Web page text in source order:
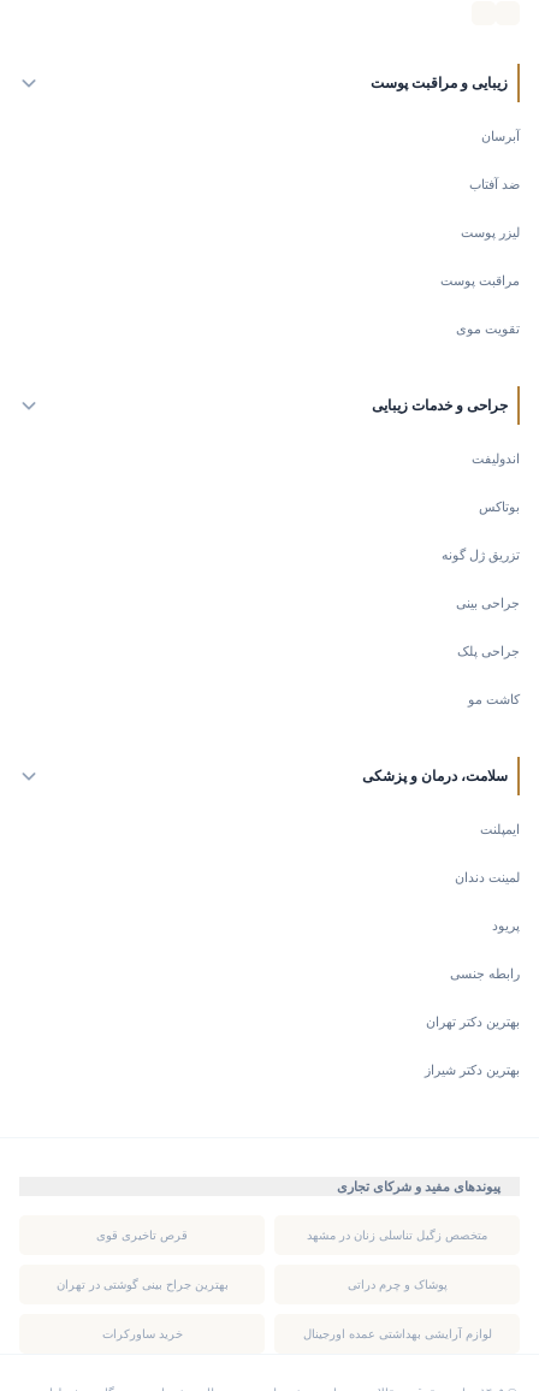
زیبایی و مراقبت پوست
آبرسان
ضد آفتاب
لیزر پوست
مراقبت پوست
تقویت موی
جراحی و خدمات زیبایی
اندولیفت
بوتاکس
تزریق ژل گونه
جراحی بینی
جراحی پلک
کاشت مو
سلامت، درمان و پزشکی
ایمپلنت
لمینت دندان
پریود
رابطه جنسی
بهترین دکتر تهران
بهترین دکتر شیراز
پیوندهای مفید و شرکای تجاری
متخصص زگیل تناسلی زنان در مشهد قرص تاخیری قوی
پوشاک و چرم دراتی بهترین جراح بینی گوشتی در تهران
لوازم آرایشی بهداشتی عمده اورجینال خرید ساورکرات